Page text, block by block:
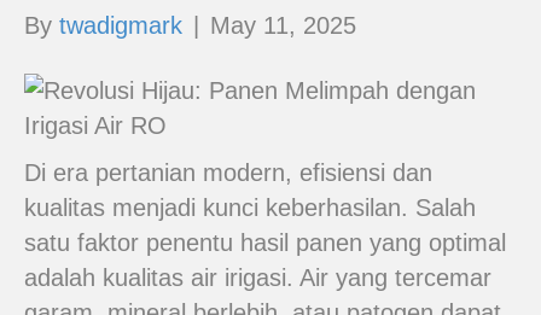
By twadigmark May 11, 2025
Di era pertanian modern, efisiensi dan
kualitas menjadi kunci keberhasilan. Salah
satu faktor penentu hasil panen yang optimal
adalah kualitas air irigasi. Air yang tercemar